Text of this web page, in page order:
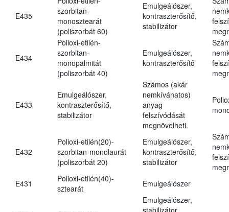
E435
szorbitan-
monosztearát
(poliszorbát 60)
Emulgeálószer,
kontraszterősítő,
stabilizátor
E434
Polioxi-etilén-
szorbitan-
monopalmitát
(poliszorbát 40)
Emulgeálószer,
kontraszterősítő
E433
Emulgeálószer,
kontraszterősítő,
stabilizátor
Számos (akár
nemkívánatos)
anyag
felszívódását
megnövelheti.
E432
Polioxi-etilén(20)-
szorbitan-monolaurát
(poliszorbát 20)
Emulgeálószer,
kontraszterősítő,
stabilizátor
E431
Polioxi-etilén(40)-
sztearát
Emulgeálószer
Emulgeálószer,
stabilizátor,